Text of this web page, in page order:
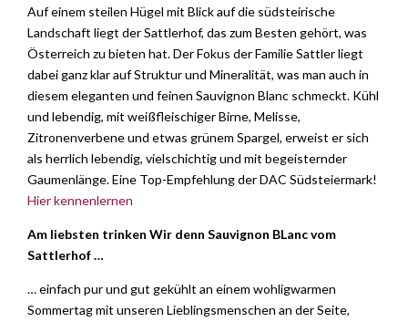
Auf einem steilen Hügel mit Blick auf die südsteirische
Landschaft liegt der Sattlerhof, das zum Besten gehört, was
Österreich zu bieten hat. Der Fokus der Familie Sattler liegt
dabei ganz klar auf Struktur und Mineralität, was man auch in
diesem eleganten und feinen Sauvignon Blanc schmeckt. Kühl
und lebendig, mit weißfleischiger Birne, Melisse,
Zitronenverbene und etwas grünem Spargel, erweist er sich
als herrlich lebendig, vielschichtig und mit begeisternder
Gaumenlänge. Eine Top-Empfehlung der DAC Südsteiermark!
Hier kennenlernen
Am liebsten trinken Wir denn Sauvignon BLanc vom
Sattlerhof …
… einfach pur und gut gekühlt an einem wohligwarmen
Sommertag mit unseren Lieblingsmenschen an der Seite,